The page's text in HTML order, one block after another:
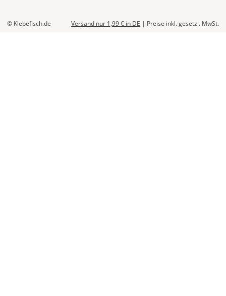
© Klebefisch.de Versand nur 1,99 € in DE | Preise inkl. gesetzl. MwSt.